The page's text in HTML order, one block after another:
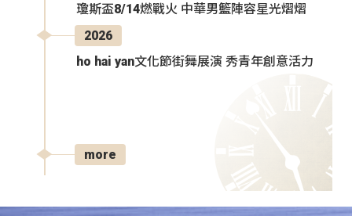
瓊斯盃8/14燃戰火 中華男籃陣容星光熠熠
2026
ho hai yan文化節街舞展演 秀青年創意活力
more